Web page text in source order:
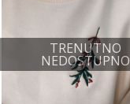
TRENUTNO
NEDOSTUPNO